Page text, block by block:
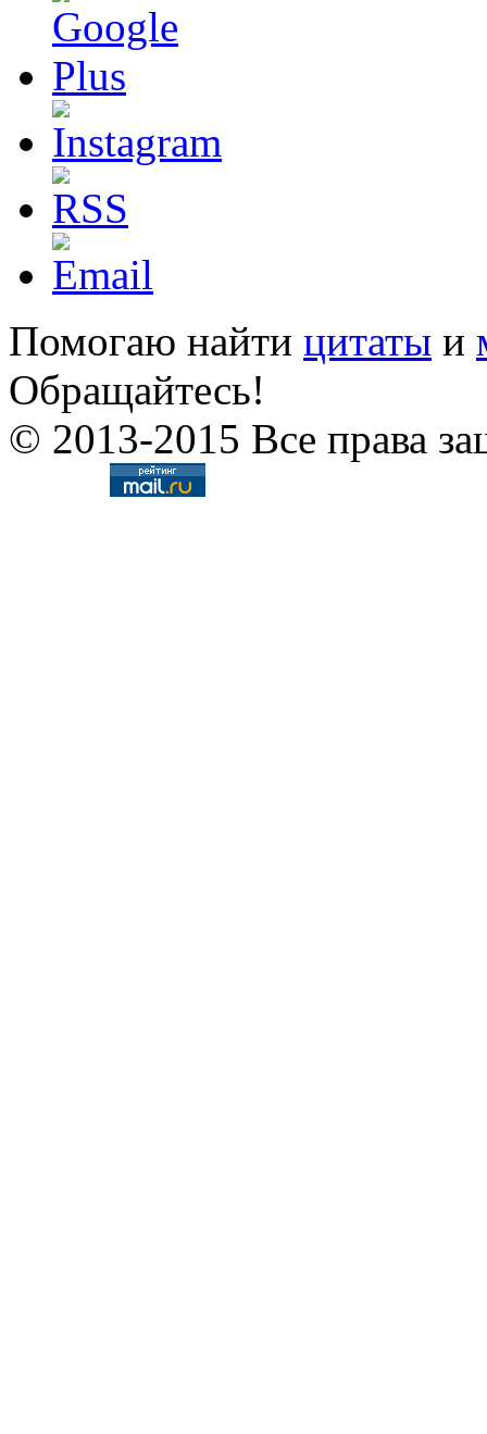
Помогаю найти цитаты и
Обращайтесь!
© 2013-2015 Все права